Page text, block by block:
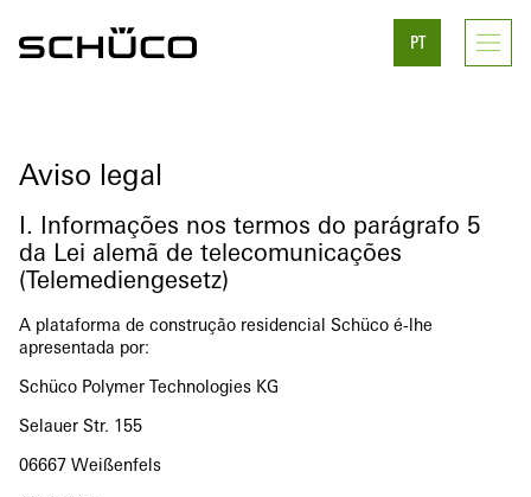
PT
Aviso legal
I. Informações nos termos do parágrafo 5
da Lei alemã de telecomunicações
(Telemediengesetz)
A plataforma de construção residencial Schüco é-lhe
apresentada por:
Schüco Polymer Technologies KG
Selauer Str. 155
06667 Weißenfels